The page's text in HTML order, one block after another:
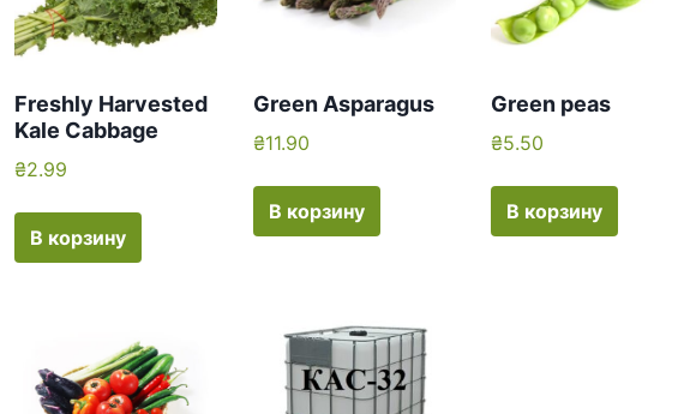
Freshly Harvested
Kale Cabbage
₴2.99
В корзину
Green Asparagus
₴11.90
В корзину
Green peas
₴5.50
В корзину